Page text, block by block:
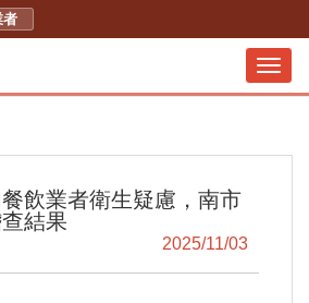
者
飲業者衛生疑慮，南市
結果
2025/11/03